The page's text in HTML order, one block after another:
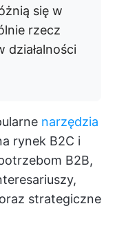
się w
rzecz
działalności
narzędzia
rynek B2C i
B2B,
strategiczne